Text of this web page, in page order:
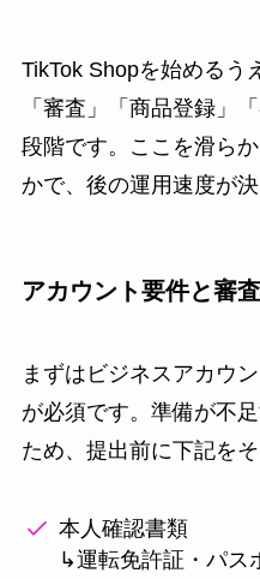
TikTok Shopを始めるう
「審査」「商品登録」
段階です。ここを滑ら
かで、後の運用速度が決
アカウント要件と審
まずはビジネスアカウ
が必須です。準備が不
ため、提出前に下記を
本人確認書類
↳運転免許証・パス